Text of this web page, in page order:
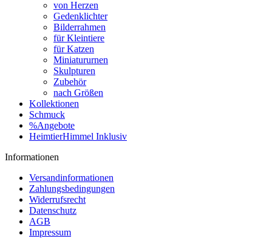
von Herzen
Gedenklichter
Bilderrahmen
für Kleintiere
für Katzen
Miniatururnen
Skulpturen
Zubehör
nach Größen
Kollektionen
Schmuck
%Angebote
HeimtierHimmel Inklusiv
Informationen
Versandinformationen
Zahlungsbedingungen
Widerrufsrecht
Datenschutz
AGB
Impressum